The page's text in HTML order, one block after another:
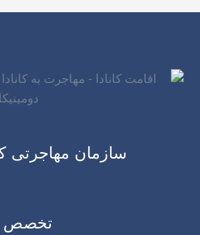
سازمان مهاجرتی
تخصص